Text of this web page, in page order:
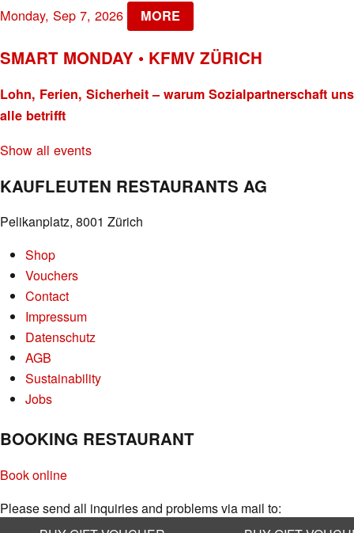
Monday, Sep 7, 2026 MORE
SMART MONDAY • KFMV ZÜRICH
Lohn, Ferien, Sicherheit – warum Sozialpartnerschaft uns
alle betrifft
Show all events
KAUFLEUTEN RESTAURANTS AG
Pelikanplatz, 8001 Zürich
Shop
Vouchers
Contact
Impressum
Datenschutz
AGB
Sustainability
Jobs
BOOKING RESTAURANT
Book online
Please send all inquiries and problems via mail to:
info@kaufleuten.ch